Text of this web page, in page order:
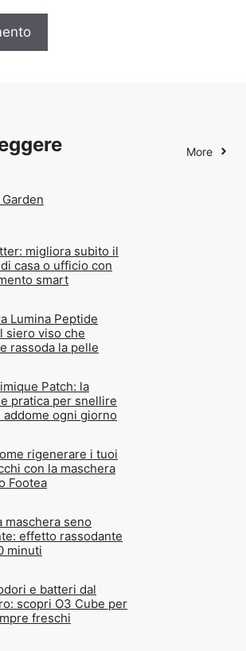
More
migliora subito il
casa o ufficio con
smart
Lumina Peptide
siero viso che
rassoda la pelle
Patch: la
pratica per snellire
addome ogni giorno
rigenerare i tuoi
con la maschera
Footea
maschera seno
effetto rassodante
minuti
e batteri dal
scopri O3 Cube per
freschi